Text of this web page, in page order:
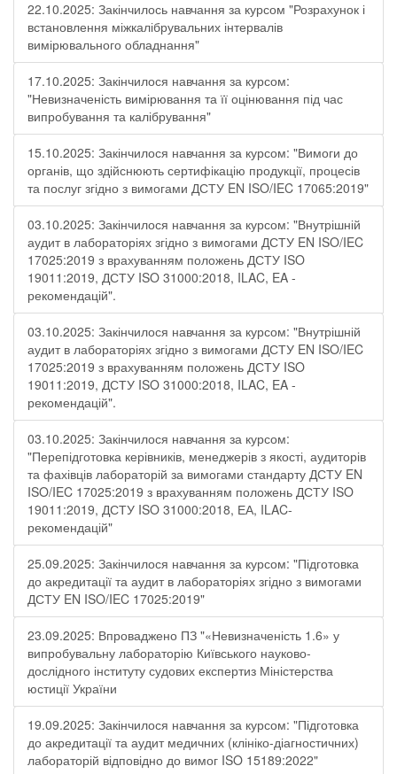
22.10.2025: Закінчилось навчання за курсом "Розрахунок і
встановлення міжкалібрувальних інтервалів
вимірювального обладнання"
17.10.2025: Закінчилося навчання за курсом:
"Невизначеність вимірювання та її оцінювання під час
випробування та калібрування"
15.10.2025: Закінчилося навчання за курсом: "Вимоги до
органів, що здійснюють сертифікацію продукції, процесів
та послуг згідно з вимогами ДСТУ EN ISO/IEC 17065:2019"
03.10.2025: Закінчилося навчання за курсом: "Внутрішній
аудит в лабораторіях згідно з вимогами ДСТУ EN ISO/IEC
17025:2019 з врахуванням положень ДСТУ ISO
19011:2019, ДСТУ ISO 31000:2018, ILAC, EA -
рекомендацій".
03.10.2025: Закінчилося навчання за курсом: "Внутрішній
аудит в лабораторіях згідно з вимогами ДСТУ EN ISO/IEC
17025:2019 з врахуванням положень ДСТУ ISO
19011:2019, ДСТУ ISO 31000:2018, ILAC, EA -
рекомендацій".
03.10.2025: Закінчилося навчання за курсом:
"Перепідготовка керівників, менеджерів з якості, аудиторів
та фахівців лабораторій за вимогами стандарту ДСТУ EN
ISO/IEC 17025:2019 з врахуванням положень ДСТУ ISO
19011:2019, ДСТУ ISO 31000:2018, ЕА, ILAC-
рекомендацій"
25.09.2025: Закінчилося навчання за курсом: "Підготовка
до акредитації та аудит в лабораторіях згідно з вимогами
ДСТУ EN ISO/IEC 17025:2019"
23.09.2025: Впроваджено ПЗ "«Невизначеність 1.6» у
випробувальну лабораторію Київського науково-
дослідного інституту судових експертиз Міністерства
юстиції України
19.09.2025: Закінчилося навчання за курсом: "Підготовка
до акредитації та аудит медичних (клініко-діагностичних)
лабораторій відповідно до вимог ISO 15189:2022"